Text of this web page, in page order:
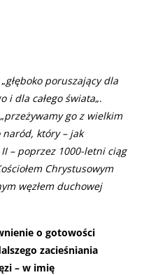
głęboko poruszający dla
i dla całego świata„.
przeżywamy go z wielkim
który – jak
II – poprzez 1000-letni ciąg
Chrystusowym
węzłem duchowej
o gotowości
zacieśniania
– w imię